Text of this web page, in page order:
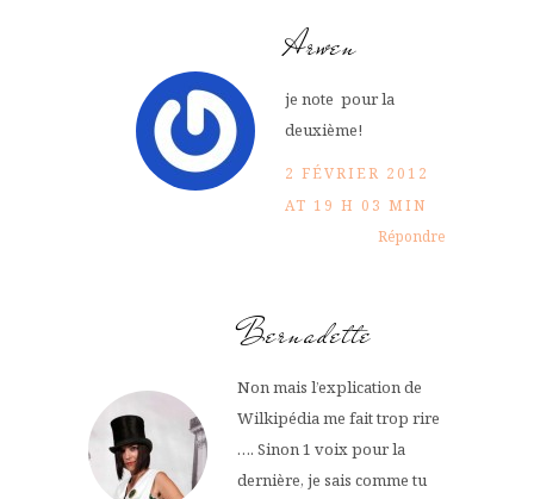
Arwen
je note pour la
deuxième!
2 FÉVRIER 2012
AT 19 H 03 MIN
Répondre
Bernadette
Non mais l’explication de
Wilkipédia me fait trop rire
…. Sinon 1 voix pour la
dernière, je sais comme tu